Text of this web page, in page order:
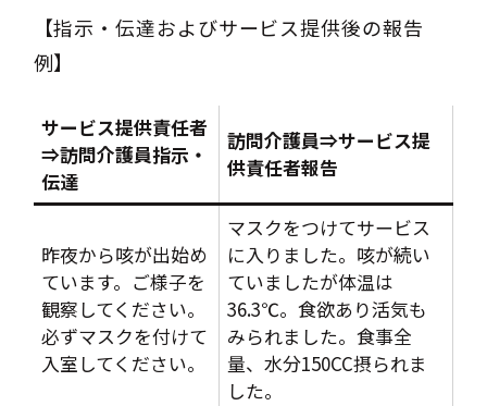
【指示・伝達およびサービス提供後の報告
例】
サービス提供責任者
⇒訪問介護員指示・
伝達
訪問介護員⇒サービス提
供責任者報告
昨夜から咳が出始め
ています。ご様子を
観察してください。
必ずマスクを付けて
入室してください。
マスクをつけてサービス
に入りました。咳が続い
ていましたが体温は
36.3℃。食欲あり活気も
みられました。食事全
量、水分150CC摂られま
した。